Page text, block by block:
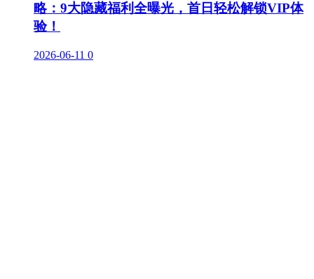
略：9大隐藏福利全曝光，首日轻松解锁VIP体
验！
2026-06-11 0